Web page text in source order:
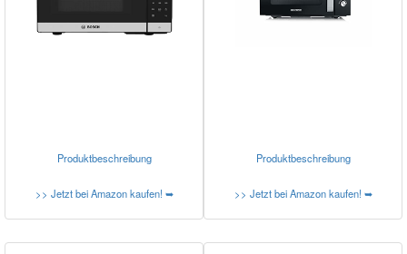
Produktbeschreibung
>> Jetzt bei Amazon kaufen! ➥
Produktbeschreibung
>> Jetzt bei Amazon kaufen! ➥